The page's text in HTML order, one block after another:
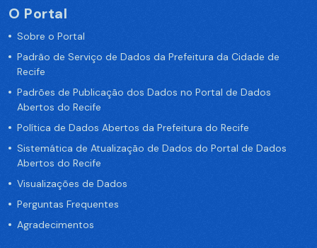
O Portal
Sobre o Portal
Padrão de Serviço de Dados da Prefeitura da Cidade de
Recife
Padrões de Publicação dos Dados no Portal de Dados
Abertos do Recife
Política de Dados Abertos da Prefeitura do Recife
Sistemática de Atualização de Dados do Portal de Dados
Abertos do Recife
Visualizações de Dados
Perguntas Frequentes
Agradecimentos